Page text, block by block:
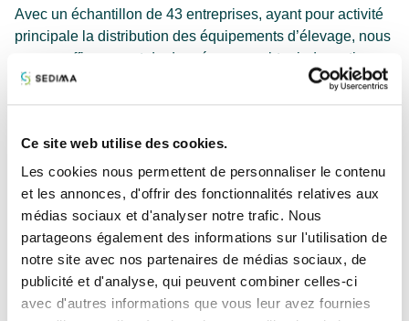
Ce site web utilise des cookies.
Les cookies nous permettent de personnaliser le contenu
et les annonces, d'offrir des fonctionnalités relatives aux
médias sociaux et d'analyser notre trafic. Nous
partageons également des informations sur l'utilisation de
notre site avec nos partenaires de médias sociaux, de
publicité et d'analyse, qui peuvent combiner celles-ci
avec d'autres informations que vous leur avez fournies
Avec un échantillon de 43 entreprises, ayant pour activité
principale la distribution des équipements d’élevage, nous
avons suffisamment de données pour obtenir des ratios
significatifs.
2024/2025, issus des liasses fiscales des entreprises
Pour chacun des ratios (chiffre d’affaires, taux de marge
brute, FR/BFR…) vous retrouverez la médiane de la
profession, le quartile inférieur et le quartile supérieur.
Note : Ces résultats globalisés peuvent être mis en
parallèle avec vos propres résultats en utilisant la